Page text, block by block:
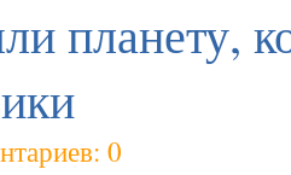
планету,
0